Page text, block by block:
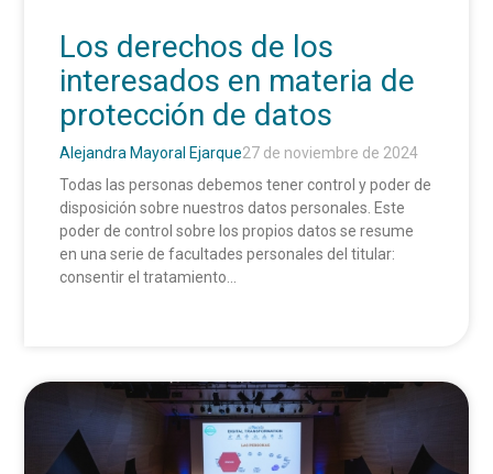
Los derechos de los
interesados en materia de
protección de datos
Alejandra Mayoral Ejarque27 de noviembre de 2024
Todas las personas debemos tener control y poder de
disposición sobre nuestros datos personales. Este
poder de control sobre los propios datos se resume
en una serie de facultades personales del titular:
consentir el tratamiento...